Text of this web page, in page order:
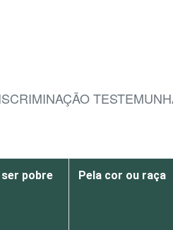
pobre Pela cor ou raça